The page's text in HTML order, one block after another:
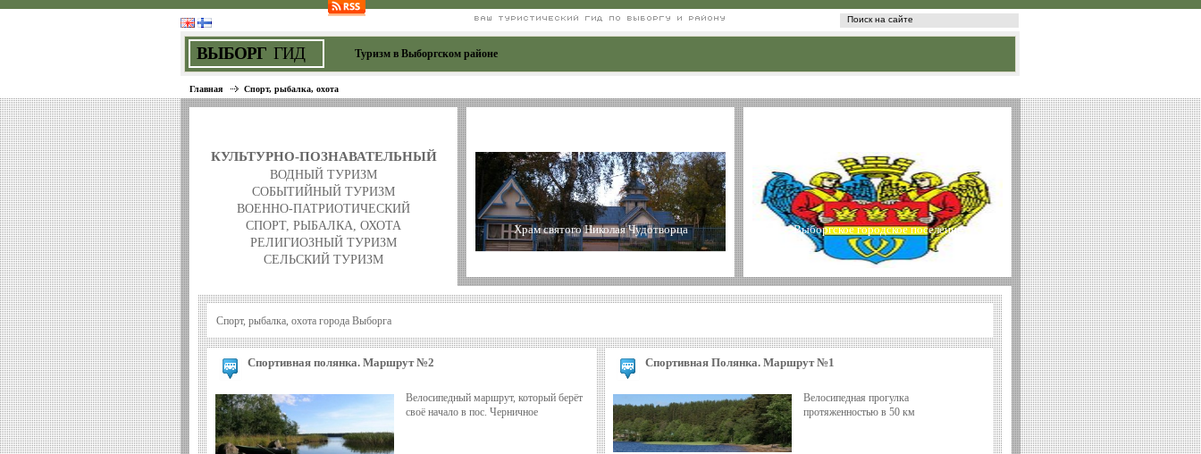
ВАШ ТУРИСТИЧЕСКИЙ ГИД ПО ВЫБОРГУ И РАЙОНУ
ВЫБОРГ ГИД Туризм в Выборгском районе
Главная Спорт, рыбалка, охота
КУЛЬТУРНО-ПОЗНАВАТЕЛЬНЫЙ
ВОДНЫЙ ТУРИЗМ
СОБЫТИЙНЫЙ ТУРИЗМ
ВОЕННО-ПАТРИОТИЧЕСКИЙ
СПОРТ, РЫБАЛКА, ОХОТА
РЕЛИГИОЗНЫЙ ТУРИЗМ
СЕЛЬСКИЙ ТУРИЗМ
Храм святого Николая Чудотворца Выборгское городское поселение
Спорт, рыбалка, охота города Выборга
Спортивная полянка. Маршрут №2
Велосипедный маршрут, который берёт
своё начало в пос. Черничное
Спортивная Полянка. Маршрут №1
Велосипедная прогулка
протяженностью в 50 км